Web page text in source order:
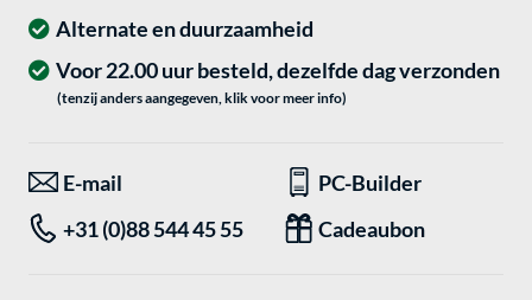
Alternate en duurzaamheid
Voor 22.00 uur besteld, dezelfde dag verzonden
(tenzij anders aangegeven, klik voor meer info)
E-mail
PC-Builder
+31 (0)88 544 45 55
Cadeaubon